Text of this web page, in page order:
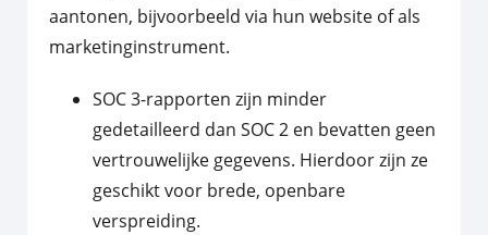
aantonen, bijvoorbeeld via hun website of als
marketinginstrument.
SOC 3-rapporten zijn minder
gedetailleerd dan SOC 2 en bevatten geen
vertrouwelijke gegevens. Hierdoor zijn ze
geschikt voor brede, openbare
verspreiding.